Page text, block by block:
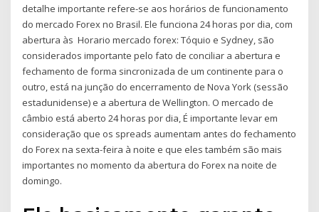
detalhe importante refere-se aos horários de funcionamento
do mercado Forex no Brasil. Ele funciona 24 horas por dia, com
abertura às Horario mercado forex: Tóquio e Sydney, são
considerados importante pelo fato de conciliar a abertura e
fechamento de forma sincronizada de um continente para o
outro, está na junção do encerramento de Nova York (sessão
estadunidense) e a abertura de Wellington. O mercado de
câmbio está aberto 24 horas por dia, É importante levar em
consideração que os spreads aumentam antes do fechamento
do Forex na sexta-feira à noite e que eles também são mais
importantes no momento da abertura do Forex na noite de
domingo.